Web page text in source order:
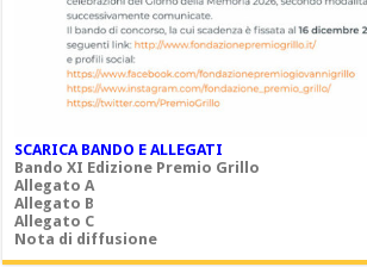
SCARICA BANDO E ALLEGATI
Bando XI Edizione Premio Grillo
Allegato A
Allegato B
Allegato C
Nota di diffusione